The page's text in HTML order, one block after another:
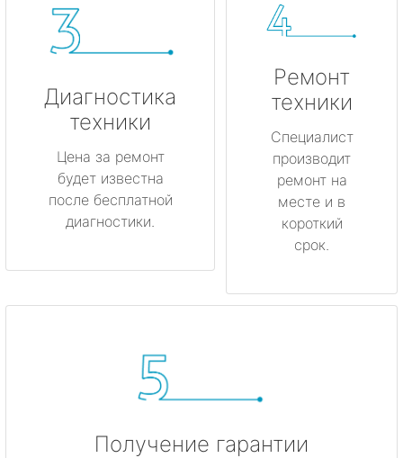
Диагностика
техники
Цена за ремонт
будет известна
после бесплатной
диагностики.
Ремонт
техники
Специалист
производит
ремонт на
месте и в
короткий
срок.
Получение гарантии